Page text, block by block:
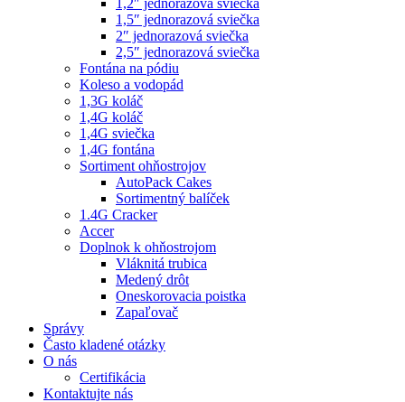
1,2″ jednorazová sviečka
1,5″ jednorazová sviečka
2″ jednorazová sviečka
2,5″ jednorazová sviečka
Fontána na pódiu
Koleso a vodopád
1,3G koláč
1,4G koláč
1,4G sviečka
1,4G fontána
Sortiment ohňostrojov
AutoPack Cakes
Sortimentný balíček
1.4G Cracker
Accer
Doplnok k ohňostrojom
Vláknitá trubica
Medený drôt
Oneskorovacia poistka
Zapaľovač
Správy
Často kladené otázky
O nás
Certifikácia
Kontaktujte nás